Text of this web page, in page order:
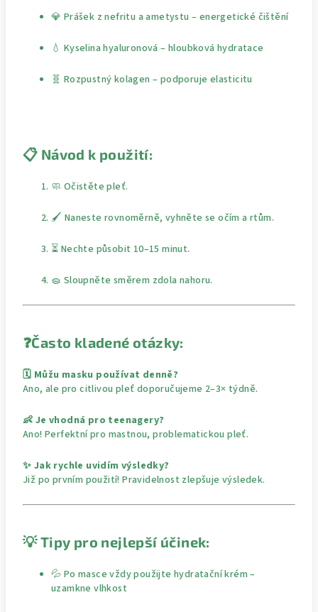
💎 Prášek z nefritu a ametystu – energetické čištění
💧 Kyselina hyaluronová – hloubková hydratace
🧬 Rozpustný kolagen – podporuje elasticitu
📋 Návod k použití:
🧼 Očistěte pleť.
🖌️ Naneste rovnoměrně, vyhněte se očím a rtům.
⏳ Nechte působit 10–15 minut.
🧽 Sloupněte směrem zdola nahoru.
❓Často kladené otázky:
🗓️ Můžu masku používat denně?
Ano, ale pro citlivou pleť doporučujeme 2–3× týdně.
👶 Je vhodná pro teenagery?
Ano! Perfektní pro mastnou, problematickou pleť.
✨ Jak rychle uvidím výsledky?
Již po prvním použití! Pravidelnost zlepšuje výsledek.
💡Tipy pro nejlepší účinek:
💦 Po masce vždy použijte hydratační krém –
uzamkne vlhkost